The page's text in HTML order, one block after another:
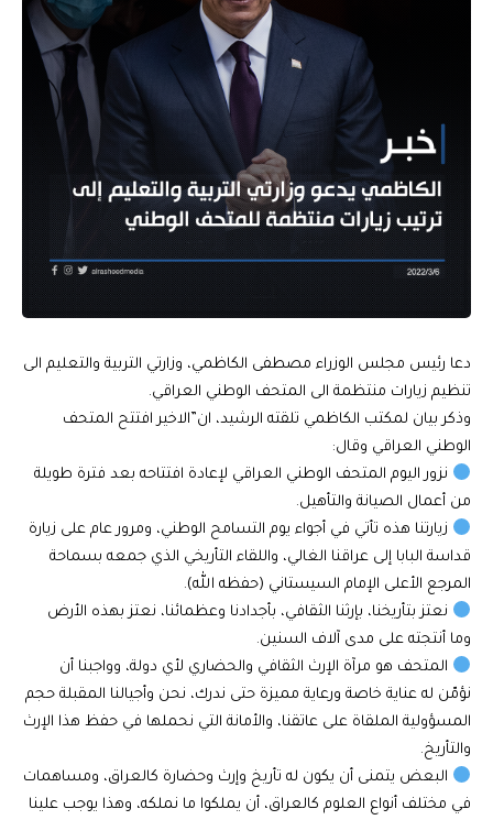
دعا رئيس مجلس الوزراء مصطفى الكاظمي، وزارتي التربية والتعليم الى
تنظيم زيارات منتظمة الى المتحف الوطني العراقي.
وذكر بيان لمكتب الكاظمي تلقته الرشيد، ان”الاخير افتتح المتحف
الوطني العراقي وقال:
نزور اليوم المتحف الوطني العراقي لإعادة افتتاحه بعد فترة طويلة
من أعمال الصيانة والتأهيل.
زيارتنا هذه تأتي في أجواء يوم التسامح الوطني، ومرور عام على زيارة
قداسة البابا إلى عراقنا الغالي، واللقاء التأريخي الذي جمعه بسماحة
المرجع الأعلى الإمام السيستاني (حفظه الله).
نعتز بتأريخنا، بإرثنا الثقافي، بأجدادنا وعظمائنا، نعتز بهذه الأرض
وما أنتجته على مدى آلاف السنين.
المتحف هو مرآة الإرث الثقافي والحضاري لأي دولة، وواجبنا أن
نؤمّن له عناية خاصة ورعاية مميزة حتى ندرك، نحن وأجيالنا المقبلة حجم
المسؤولية الملقاة على عاتقنا، والأمانة التي نحملها في حفظ هذا الإرث
والتأريخ.
البعض يتمنى أن يكون له تأريخ وإرث وحضارة كالعراق، ومساهمات
في مختلف أنواع العلوم كالعراق، أن يملكوا ما نملكه، وهذا يوجب علينا